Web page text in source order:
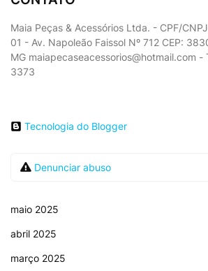
Maia Peças & Acessórios Ltda. - CPF/
01 - Av. Napoleão Faissol Nº 712 CEP:
MG maiapecaseacessorios@hotmail.com
3373
Tecnologia do Blogger
Denunciar abuso
maio 2025
abril 2025
março 2025